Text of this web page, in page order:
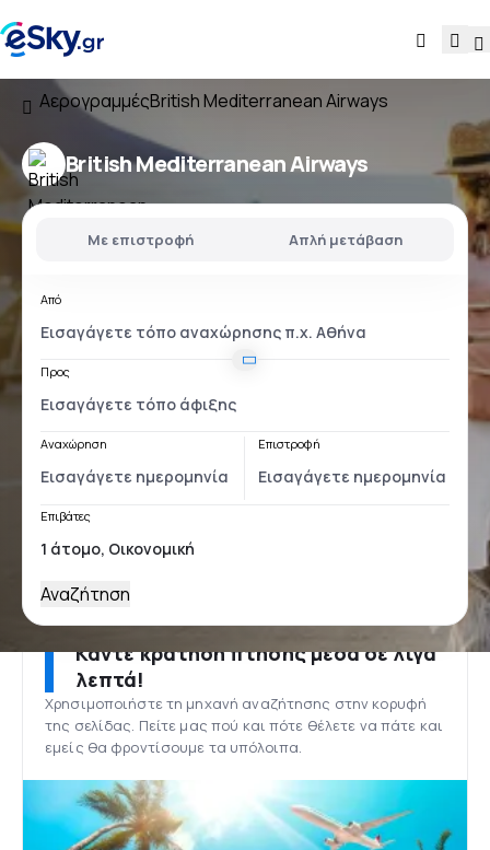
ΑερογραμμέςBritish Mediterranean Airways
British Mediterranean Airways
Με επιστροφή Απλή μετάβαση
Από
Προς
Αναχώρηση Επιστροφή
Επιβάτες
Αναζήτηση
Κάντε κράτηση πτήσης μέσα σε λίγα
λεπτά!
Χρησιμοποιήστε τη μηχανή αναζήτησης στην κορυφή
της σελίδας. Πείτε μας πού και πότε θέλετε να πάτε και
εμείς θα φροντίσουμε τα υπόλοιπα.